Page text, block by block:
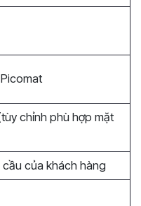
chỉnh phù hợp mặt
của khách hàng